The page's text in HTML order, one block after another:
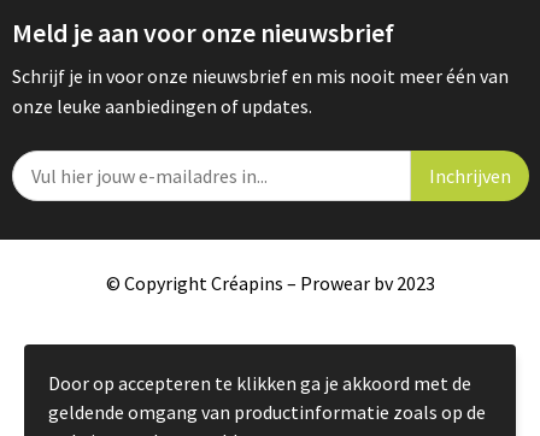
Meld je aan voor onze nieuwsbrief
Schrijf je in voor onze nieuwsbrief en mis nooit meer één van
onze leuke aanbiedingen of updates.
© Copyright Créapins – Prowear bv 2023
Door op accepteren te klikken ga je akkoord met de
geldende omgang van productinformatie zoals op de